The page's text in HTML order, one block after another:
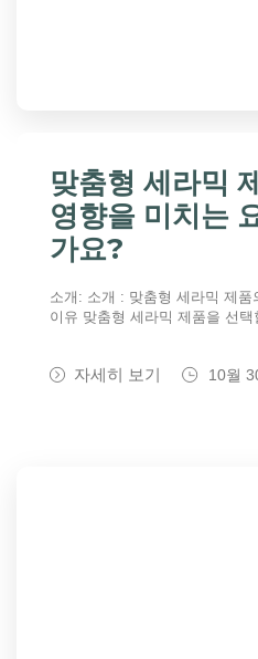
맞춤형 세라믹
영향을 미치는
가요?
소개: 소개 : 맞춤형 세라믹 제
이유 맞춤형 세라믹 제품을 선택
자세히 보기 10월